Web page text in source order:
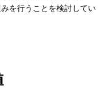
を行うことを検討してい